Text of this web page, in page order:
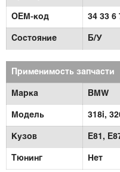
OEM-код 34 33 6
Состояние Б/У
Применимость запчасти
Марка BMW
Модель 318i,
Кузов E81,
Тюнинг Нет